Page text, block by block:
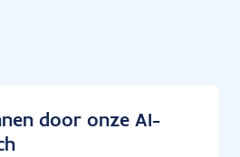
door onze AI-